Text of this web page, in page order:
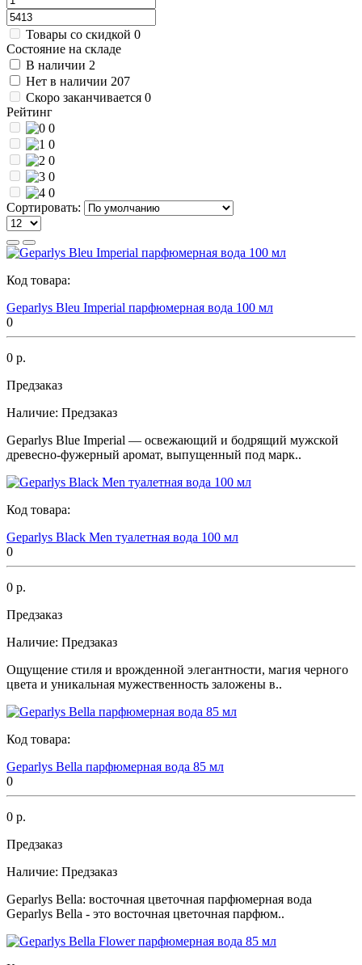
Товары со скидкой 0
Состояние на складе
В наличии 2
Нет в наличии 207
Скоро заканчивается 0
Рейтинг
0
0
0
0
0
Сортировать:
Код товара:
Geparlys Bleu Imperial парфюмерная вода 100 мл
0
0 р.
Предзаказ
Наличие: Предзаказ
Geparlys Blue Imperial — освежающий и бодрящий мужской
древесно-фужерный аромат, выпущенный под марк..
Код товара:
Geparlys Black Men туалетная вода 100 мл
0
0 р.
Предзаказ
Наличие: Предзаказ
Ощущение стиля и врожденной элегантности, магия черного
цвета и уникальная мужественность заложены в..
Код товара:
Geparlys Bella парфюмерная вода 85 мл
0
0 р.
Предзаказ
Наличие: Предзаказ
Geparlys Bella: восточная цветочная парфюмерная вода
Geparlys Bella - это восточная цветочная парфюм..